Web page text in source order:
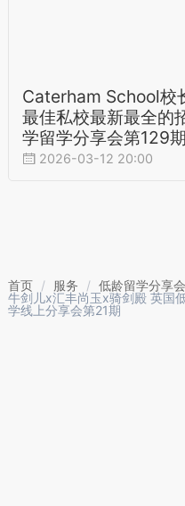
Caterham School校
最佳私校最新最全的
学留学分享会第129期
2026-03-12 20:00
首页 / 服务 / 低龄留学分享会
牛剑儿x汇丰尚玉x骑剑殿 英国
学线上分享会第21期